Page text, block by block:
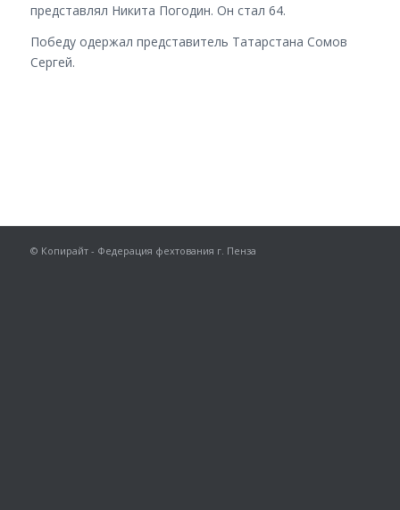
представлял Никита Погодин. Он стал 64.
Победу одержал представитель Татарстана Сомов
Сергей.
© Копирайт - Федерация фехтования г. Пенза